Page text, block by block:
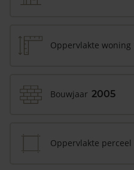
Oppervlakte woning
Bouwjaar 2005
Oppervlakte perceel